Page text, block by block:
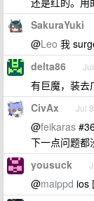
SakuraYuki
@Leo 我
delta86
有巨魔，装去
CivAx Jul
@feikaras
下一点问题都
yousuck
@maippd ios